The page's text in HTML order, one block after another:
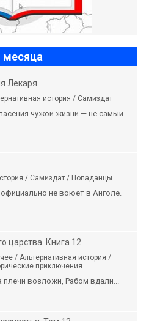
месяца
Лекаря
история / Самиздат
чужой жизни — не самый...
/ Самиздат / Попаданцы
не воюет в Анголе.
царства. Книга 12
/ Альтернативная история /
приключения
возложи, Рабом вдали...